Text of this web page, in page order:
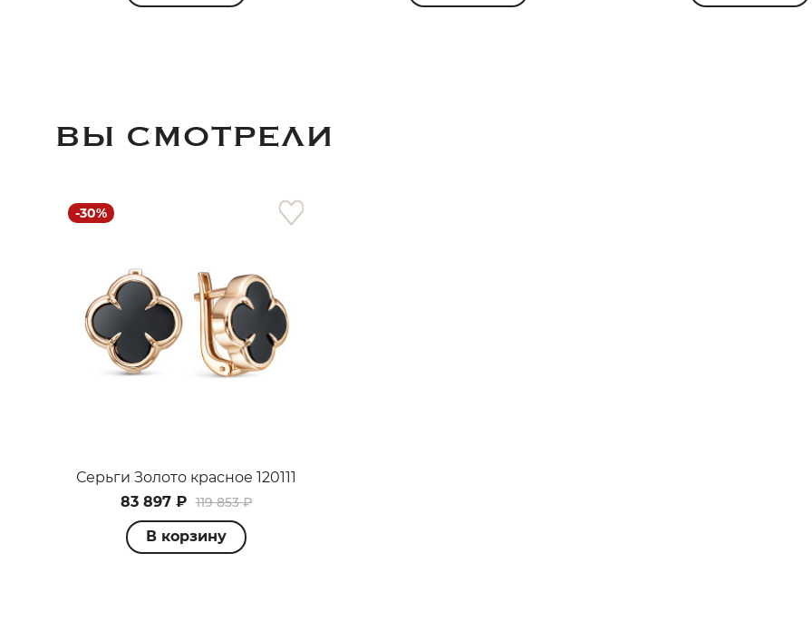
ВЫ СМОТРЕЛИ
-30%
Серьги Золото красное 120111
83 897 ₽ 119 853 ₽
В корзину